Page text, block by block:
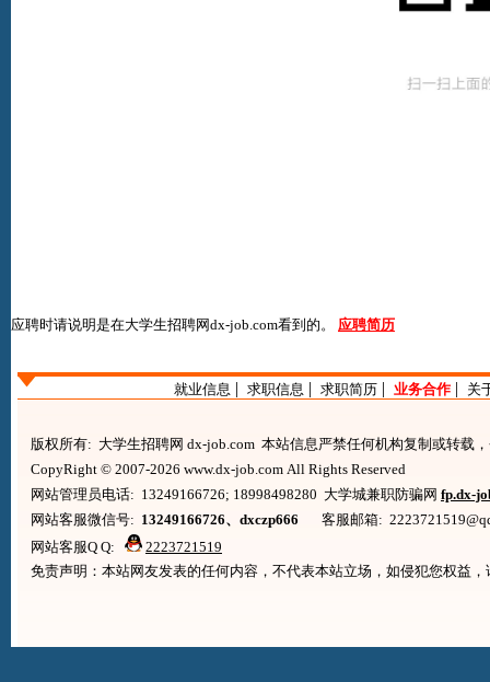
应聘时请说明是在大学生招聘网dx-job.com看到的。 应聘简历
就业信息 | 求职信息 | 求职简历| 业务合作| 关
版权所有: 大学生招聘网 dx-job.com 本站信息严禁任何机构复制或转载
CopyRight © 2007-2026 www.dx-job.com All Rights Reserved
网站管理员电话: 13249166726; 18998498280 大学城兼职防骗网 fp.dx-
网站客服微信号: 13249166726、dxczp666 客服邮箱:
网站客服Q Q:
2223721519
免责声明：本站网友发表的任何内容，不代表本站立场，如侵犯您权益